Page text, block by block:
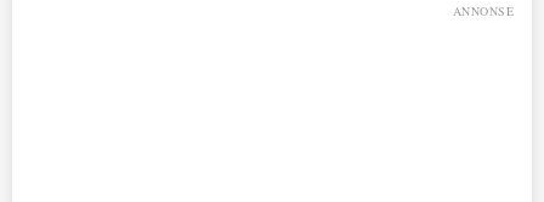
ANNONSE